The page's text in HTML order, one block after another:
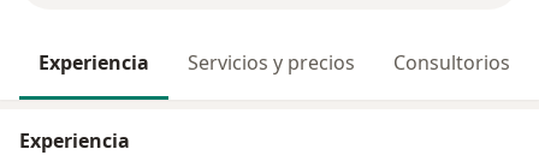
Experiencia Servicios y precios Consultorios
Experiencia